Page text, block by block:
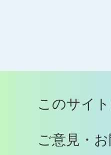
このサイ
ご意見・